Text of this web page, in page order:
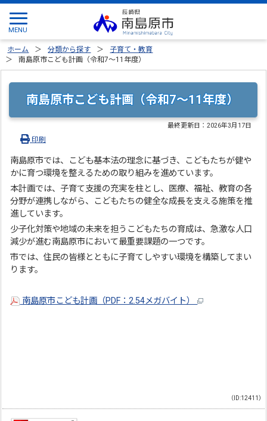
ホーム 分類から探す
子育て・教育
南島原市こども計画（令和7～11年度）
南島原市こども計画（令和7～11年度）
最終更新日：2026年3月17日
印刷
南島原市では、こども基本法の理念に基づき、こどもたちが健や
かに育つ環境を整えるための取り組みを進めています。
本計画では、子育て支援の充実を柱とし、医療、福祉、教育の各
分野が連携しながら、こどもたちの健全な成長を支える施策を推
進しています。
少子化対策や地域の未来を担うこどもたちの育成は、急激な人口
減少が進む南島原市において最重要課題の一つです。
市では、住民の皆様とともに子育てしやすい環境を構築してまい
ります。
南島原市こども計画（PDF：2.54メガバイト）
（ID:12411）